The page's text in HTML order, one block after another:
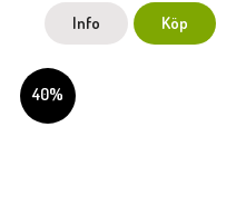
Info Köp
40%